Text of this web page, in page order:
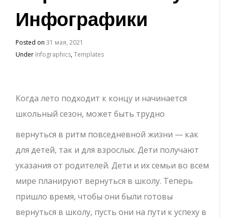
Инфографики
Posted on31 мая, 2021
Under Infographics,Templates
Когда лето подходит к концу и начинается
школьный сезон, может быть трудно
вернуться в ритм повседневной жизни — как
для детей, так и для взрослых. Дети получают
указания от родителей. Дети и их семьи во всем
мире планируют вернуться в школу. Теперь
пришло время, чтобы они были готовы
вернуться в школу, пусть они на пути к успеху в